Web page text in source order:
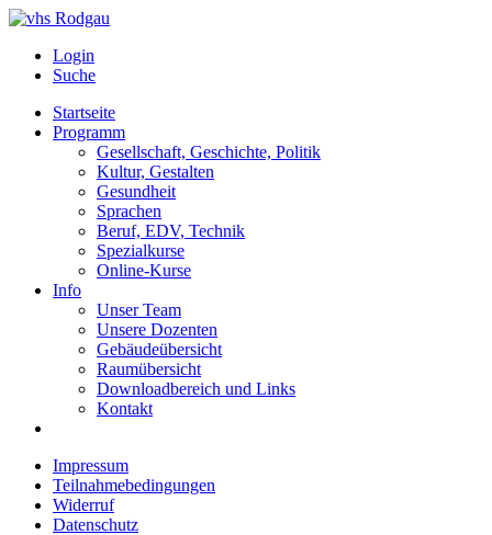
Login
Suche
Startseite
Programm
Gesellschaft, Geschichte, Politik
Kultur, Gestalten
Gesundheit
Sprachen
Beruf, EDV, Technik
Spezialkurse
Online-Kurse
Info
Unser Team
Unsere Dozenten
Gebäudeübersicht
Raumübersicht
Downloadbereich und Links
Kontakt
Impressum
Teilnahmebedingungen
Widerruf
Datenschutz